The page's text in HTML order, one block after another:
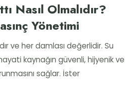
Nasıl Olmalıdır?
Yönetimi
ve her damlası değerlidir. Su
kaynağın güvenli, hijyenik ve
sağlar. İster